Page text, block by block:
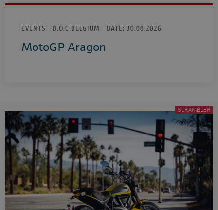
EVENTS - D.O.C BELGIUM - DATE: 30.08.2026
MotoGP Aragon
SCRAMBLER